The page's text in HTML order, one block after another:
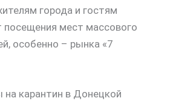
города и гостям
посещения мест массового
особенно – рынка «7
карантин в Донецкой